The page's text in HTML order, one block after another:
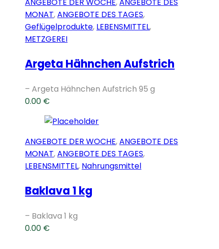
MONAT,ANGEBOTE DES TAGES,
Geflügelprodukte, LEBENSMITTEL,
METZGEREI
Argeta Hähnchen Aufstrich
– Argeta Hähnchen Aufstrich 95 g
0.00 €
ANGEBOTE DER WOCHE,ANGEBOTE DES
MONAT,ANGEBOTE DES TAGES,
LEBENSMITTEL, Nahrungsmittel
Baklava 1 kg
– Baklava 1 kg
0.00 €